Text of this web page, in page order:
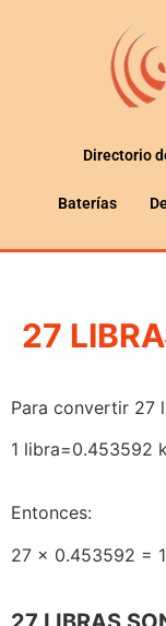
Directorio
Baterías
27
Para convertir 27
1 libra=0.453592
Entonces:
27 x 0.453592 =